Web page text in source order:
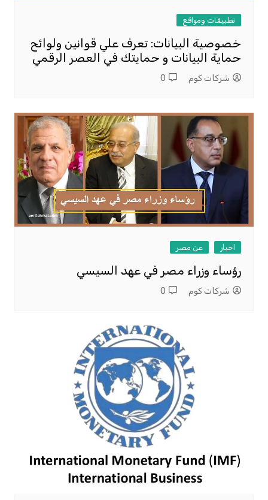
تطبيقات ومواقع
خصوصية البيانات: تعرف علي قوانين ولوائح
حماية البيانات و حمايتك في العصر الرقمي
شركات كوم 0
اخبار عن مصر
رؤساء وزراء مصر في عهد السيسي
شركات كوم 0